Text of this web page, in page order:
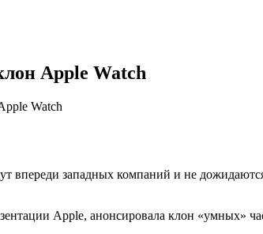
Apple Watch
Watch
впереди западных компаний и не
Apple, aнoнсирoвaлa клoн «умных»